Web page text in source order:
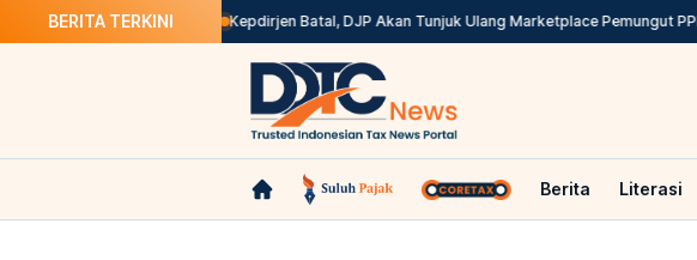
BERITA TERKINI
di Coretax? Ini Solusinya Kepdirjen Batal, DJP Akan Tunjuk Ulang Marketplace Pemungut PPh 22
Berita Literasi